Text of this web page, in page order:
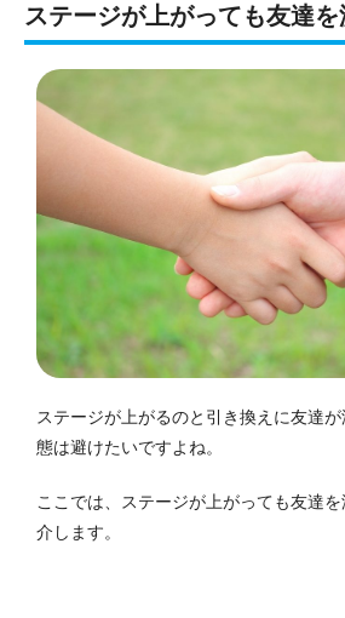
ステージが上がっても友達
ステージが上がるのと引き換えに友達
態は避けたいですよね。
ここでは、ステージが上がっても友達
介します。